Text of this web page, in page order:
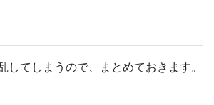
してしまうので、まとめておきます。